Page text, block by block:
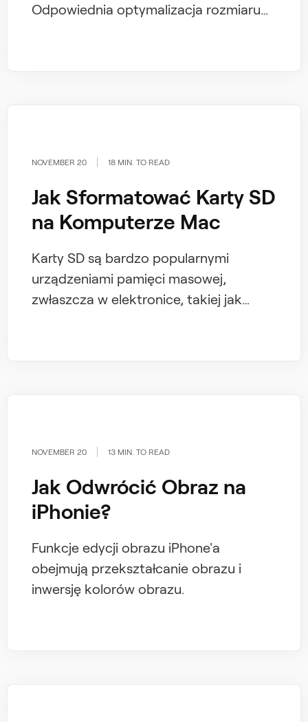
Odpowiednia optymalizacja rozmiaru
NOVEMBER 20 18 MIN. TO READ
Jak Sformatować Karty SD
na Komputerze Mac
Karty SD są bardzo popularnymi
urządzeniami pamięci masowej,
zwłaszcza w elektronice, takiej jak
NOVEMBER 20 13 MIN. TO READ
Jak Odwrócić Obraz na
iPhonie?
Funkcje edycji obrazu iPhone'a
obejmują przekształcanie obrazu i
inwersję kolorów obrazu.